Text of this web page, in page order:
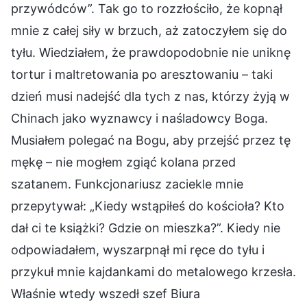
przywódców”. Tak go to rozzłościło, że kopnął
mnie z całej siły w brzuch, aż zatoczyłem się do
tyłu. Wiedziałem, że prawdopodobnie nie uniknę
tortur i maltretowania po aresztowaniu – taki
dzień musi nadejść dla tych z nas, którzy żyją w
Chinach jako wyznawcy i naśladowcy Boga.
Musiałem polegać na Bogu, aby przejść przez tę
mękę – nie mogłem zgiąć kolana przed
szatanem. Funkcjonariusz zaciekle mnie
przepytywał: „Kiedy wstąpiłeś do kościoła? Kto
dał ci te książki? Gdzie on mieszka?”. Kiedy nie
odpowiadałem, wyszarpnął mi ręce do tyłu i
przykuł mnie kajdankami do metalowego krzesła.
Właśnie wtedy wszedł szef Biura